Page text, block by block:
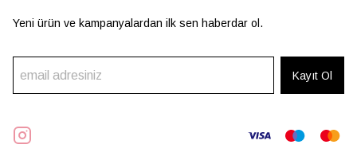
Yeni ürün ve kampanyalardan ilk sen haberdar ol.
Kayıt Ol